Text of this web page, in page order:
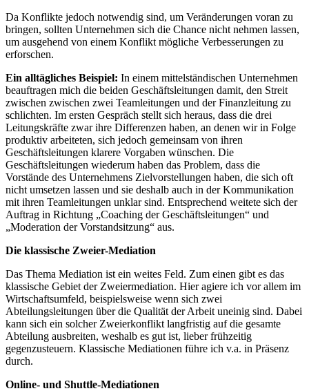
Da Konflikte jedoch notwendig sind, um Veränderungen voran zu
bringen, sollten Unternehmen sich die Chance nicht nehmen lassen,
um ausgehend von einem Konflikt mögliche Verbesserungen zu
erforschen.
Ein alltägliches Beispiel: In einem mittelständischen Unternehmen
beauftragen mich die beiden Geschäftsleitungen damit, den Streit
zwischen zwischen zwei Teamleitungen und der Finanzleitung zu
schlichten. Im ersten Gespräch stellt sich heraus, dass die drei
Leitungskräfte zwar ihre Differenzen haben, an denen wir in Folge
produktiv arbeiteten, sich jedoch gemeinsam von ihren
Geschäftsleitungen klarere Vorgaben wünschen. Die
Geschäftsleitungen wiederum haben das Problem, dass die
Vorstände des Unternehmens Zielvorstellungen haben, die sich oft
nicht umsetzen lassen und sie deshalb auch in der Kommunikation
mit ihren Teamleitungen unklar sind. Entsprechend weitete sich der
Auftrag in Richtung „Coaching der Geschäftsleitungen“ und
„Moderation der Vorstandsitzung“ aus.
Die klassische Zweier-Mediation
Das Thema Mediation ist ein weites Feld. Zum einen gibt es das
klassische Gebiet der Zweiermediation. Hier agiere ich vor allem im
Wirtschaftsumfeld, beispielsweise wenn sich zwei
Abteilungsleitungen über die Qualität der Arbeit uneinig sind. Dabei
kann sich ein solcher Zweierkonflikt langfristig auf die gesamte
Abteilung ausbreiten, weshalb es gut ist, lieber frühzeitig
gegenzusteuern. Klassische Mediationen führe ich v.a. in Präsenz
durch.
Online- und Shuttle-Mediationen